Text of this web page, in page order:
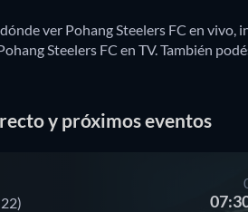
ver Pohang Steelers FC en
Steelers FC en TV. También
y próximos eventos